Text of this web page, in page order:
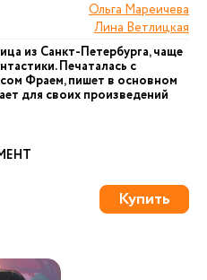
Ольга Мареичева
Лина Ветлицкая
из Санкт-Петербурга, чаще
Печаталась с
Фраем, пишет в основном
для своих произведений
Купить